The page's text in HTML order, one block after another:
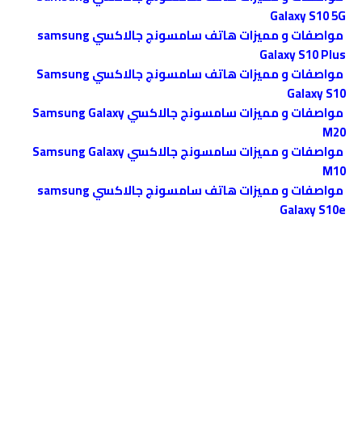
Galaxy S10 5G
مواصفات و مميزات هاتف سامسونج جالاكسي samsung
Galaxy S10 Plus
مواصفات و مميزات هاتف سامسونج جالاكسي Samsung
Galaxy S10
مواصفات و مميزات سامسونج جالاكسي Samsung Galaxy
M20
مواصفات و مميزات سامسونج جالاكسي Samsung Galaxy
M10
مواصفات و مميزات هاتف سامسونج جالاكسي samsung
Galaxy S10e